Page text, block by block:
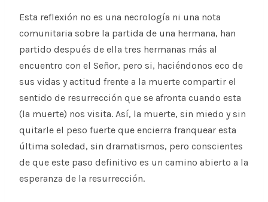
Esta reflexión no es una necrología ni una nota
comunitaria sobre la partida de una hermana, han
partido después de ella tres hermanas más al
encuentro con el Señor, pero si, haciéndonos eco de
sus vidas y actitud frente a la muerte compartir el
sentido de resurrección que se afronta cuando esta
(la muerte) nos visita. Así, la muerte, sin miedo y sin
quitarle el peso fuerte que encierra franquear esta
última soledad, sin dramatismos, pero conscientes
de que este paso definitivo es un camino abierto a la
esperanza de la resurrección.